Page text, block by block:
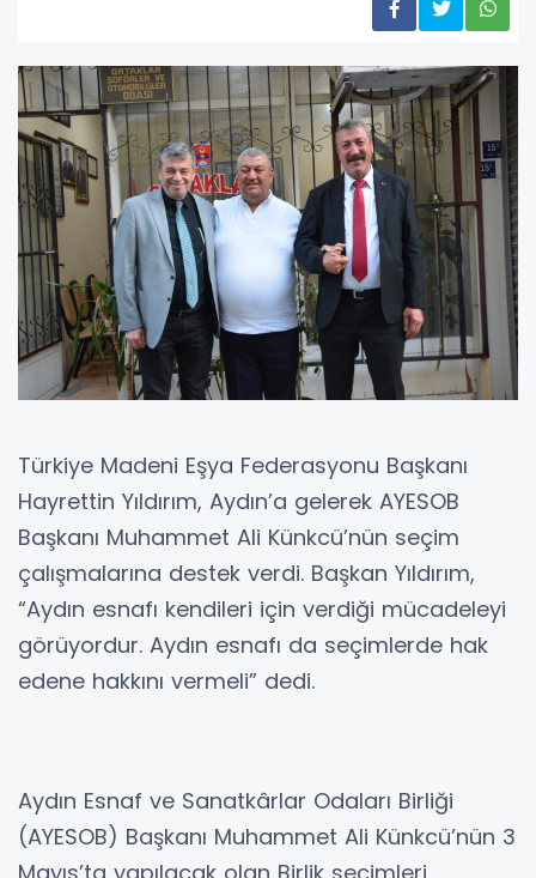
Türkiye Madeni Eşya Federasyonu Başkanı
Hayrettin Yıldırım, Aydın’a gelerek AYESOB
Başkanı Muhammet Ali Künkcü’nün seçim
çalışmalarına destek verdi. Başkan Yıldırım,
“Aydın esnafı kendileri için verdiği mücadeleyi
görüyordur. Aydın esnafı da seçimlerde hak
edene hakkını vermeli” dedi.
Aydın Esnaf ve Sanatkârlar Odaları Birliği
(AYESOB) Başkanı Muhammet Ali Künkcü’nün 3